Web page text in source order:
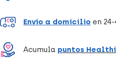
Envío a domicilio en
Acumula puntos